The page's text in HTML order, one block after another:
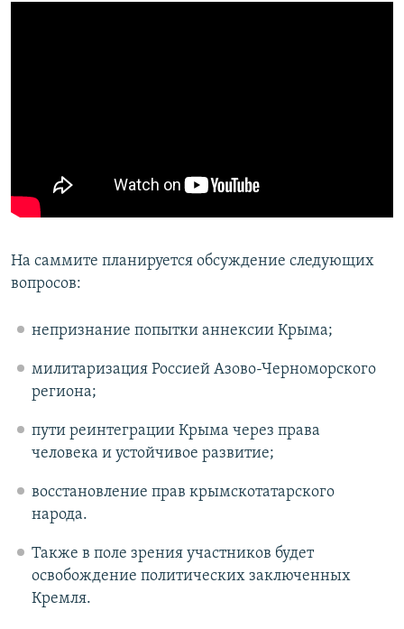
На саммите планируется обсуждение следующих
вопросов:
непризнание попытки аннексии Крыма;
милитаризация Россией Азово-Черноморского
региона;
пути реинтеграции Крыма через права
человека и устойчивое развитие;
восстановление прав крымскотатарского
народа.
Также в поле зрения участников будет
освобождение политических заключенных
Кремля.